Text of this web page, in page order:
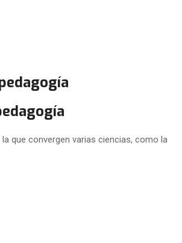
la que convergen varias ciencias, como la